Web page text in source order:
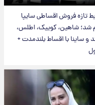
تازه فروش اقساطی سایپا
شد؛ شاهین، کوییک، اطلس،
و ساینا با اقساط بلندمدت +